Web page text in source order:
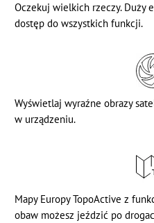
Oczekuj wielkich rzeczy. Duży
dostęp do wszystkich funkcji.
Wyświetlaj wyraźne obrazy
w urządzeniu.
Mapy Europy TopoActive z
obaw możesz jeździć po